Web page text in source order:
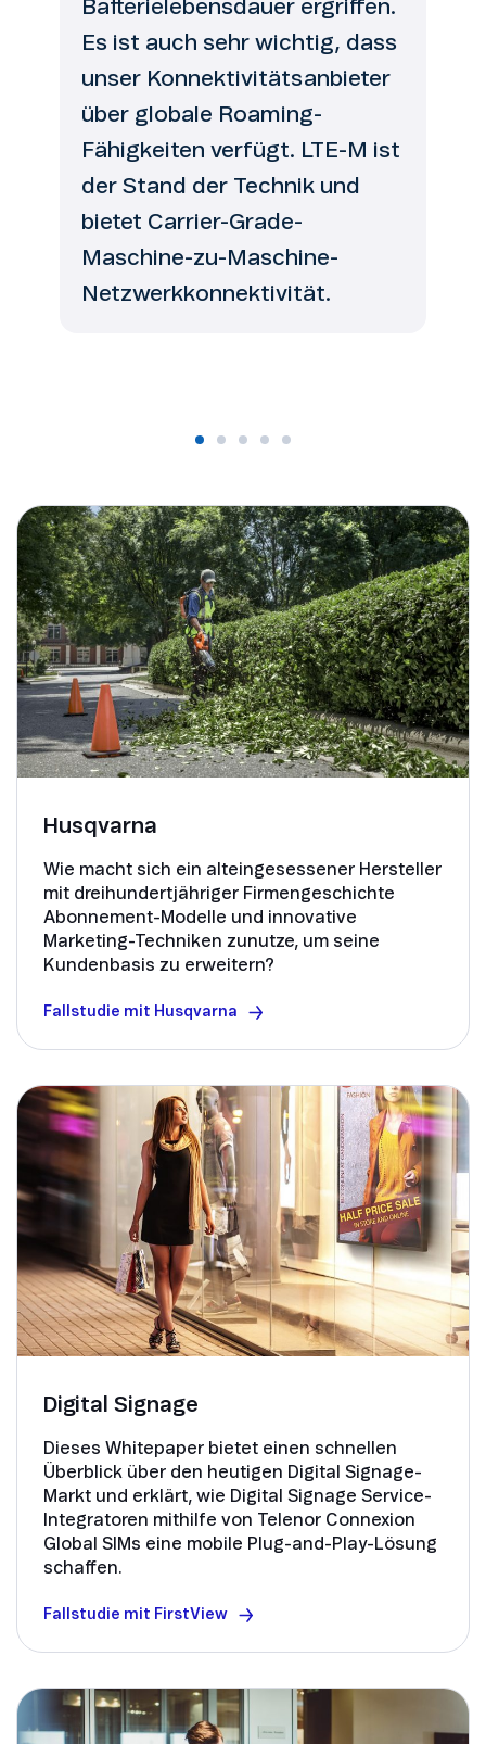
Batterielebensdauer ergriffen.
Es ist auch sehr wichtig, dass
unser Konnektivitätsanbieter
über globale Roaming-
Fähigkeiten verfügt. LTE-M ist
der Stand der Technik und
bietet Carrier-Grade-
Maschine-zu-Maschine-
Netzwerkkonnektivität.
Husqvarna
Wie macht sich ein alteingesessener Hersteller
mit dreihundertjähriger Firmengeschichte
Abonnement-Modelle und innovative
Marketing-Techniken zunutze, um seine
Kundenbasis zu erweitern?
Fallstudie mit Husqvarna
Digital Signage
Dieses Whitepaper bietet einen schnellen
Überblick über den heutigen Digital Signage-
Markt und erklärt, wie Digital Signage Service-
Integratoren mithilfe von Telenor Connexion
Global SIMs eine mobile Plug-and-Play-Lösung
schaffen.
Fallstudie mit FirstView